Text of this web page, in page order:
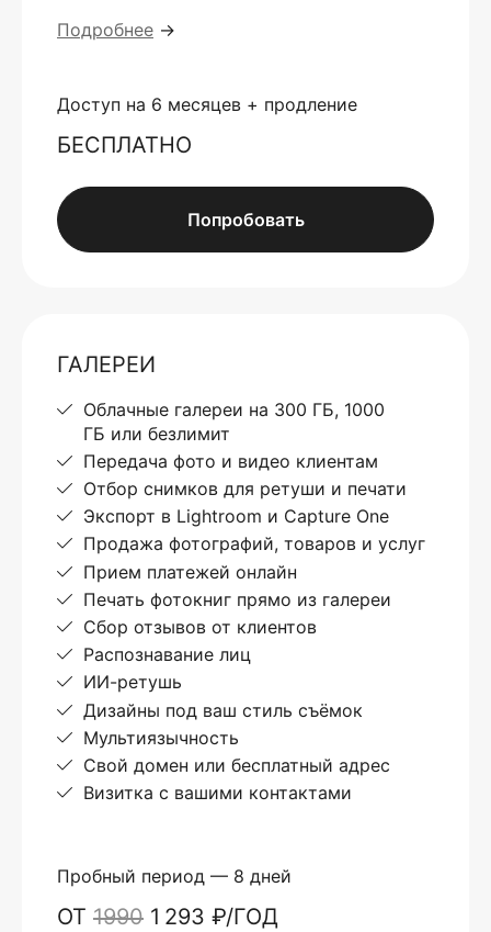
Подробнее →
Доступ на 6 месяцев + продление
БЕСПЛАТНО
Попробовать
ГАЛЕРЕИ
Облачные галереи на 300 ГБ, 1000
ГБ или безлимит
Передача фото и видео клиентам
Отбор снимков для ретуши и печати
Экспорт в Lightroom и Capture One
Продажа фотографий, товаров и услуг
Прием платежей онлайн
Печать фотокниг прямо из галереи
Сбор отзывов от клиентов
Распознавание лиц
ИИ-ретушь
Дизайны под ваш стиль съёмок
Мультиязычность
Свой домен или бесплатный адрес
Визитка с вашими контактами
Пробный период — 8 дней
ОТ 1990 1 293 ₽/ГОД